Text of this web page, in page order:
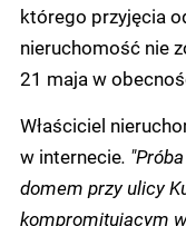
którego przyjęcia
nieruchomość nie
21 maja w
Właściciel
w internecie.
domem przy ulicy
kompromitującym